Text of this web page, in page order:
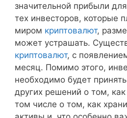
значительной прибыли для
тех инвесторов, которые
миром криптовалют,
может устрашать.
криптовалют, с
месяц. Помимо этого,
необходимо будет
других решений о том, как
том числе о том, как